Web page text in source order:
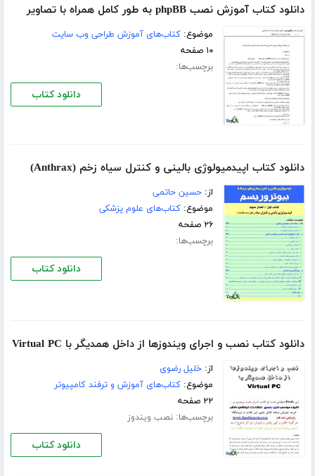
دانلود کتاب آموزش نصب phpBB به طور کامل همراه با تصاویر
موضوع:کتاب‌های آموزش طراحی وب سایت
۱۰ صفحه
برچسب‌ها:
دانلود کتاب
دانلود کتاب اپیدمیولوژی بالینی و كنترل سیاه زخم (Anthrax)
از:حسین حاتمی
موضوع:کتاب‌های علوم پزشکی
۲۶ صفحه
برچسب‌ها:
دانلود کتاب
دانلود کتاب نصب و اجرای ویندوزها از داخل همدیگر با Virtual PC
از:خلیل رضوی
موضوع:کتاب‌های آموزش و ترفند کامپیوتر
۲۲ صفحه
برچسب‌ها:نصب ویندوز
دانلود کتاب